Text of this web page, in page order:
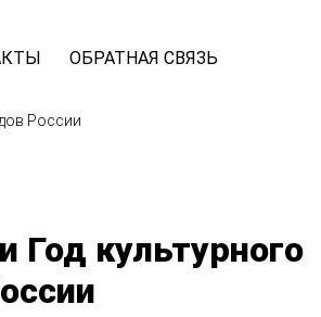
ОБРАТНАЯ СВЯЗЬ
России
культурного